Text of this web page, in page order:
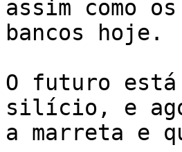
assim como
bancos hoje.
O futuro está
silício, e
a marreta e